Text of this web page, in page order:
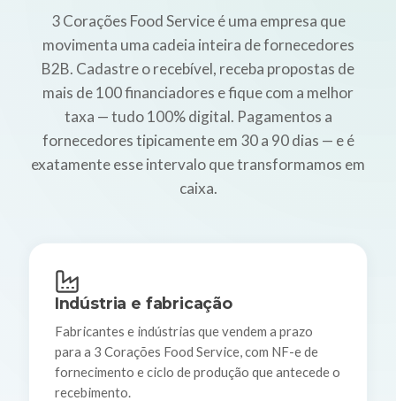
3 Corações Food Service é uma empresa que
movimenta uma cadeia inteira de fornecedores
B2B. Cadastre o recebível, receba propostas de
mais de 100 financiadores e fique com a melhor
taxa — tudo 100% digital. Pagamentos a
fornecedores tipicamente em 30 a 90 dias — e é
exatamente esse intervalo que transformamos em
caixa.
Indústria e fabricação
Fabricantes e indústrias que vendem a prazo
para a 3 Corações Food Service, com NF-e de
fornecimento e ciclo de produção que antecede o
recebimento.